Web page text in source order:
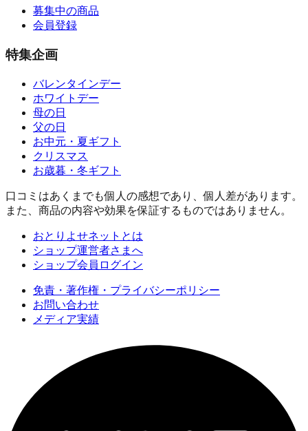
募集中の商品
会員登録
特集企画
バレンタインデー
ホワイトデー
母の日
父の日
お中元・夏ギフト
クリスマス
お歳暮・冬ギフト
口コミはあくまでも個人の感想であり、個人差があります。
また、商品の内容や効果を保証するものではありません。
おとりよせネットとは
ショップ運営者さまへ
ショップ会員ログイン
免責・著作権・プライバシーポリシー
お問い合わせ
メディア実績